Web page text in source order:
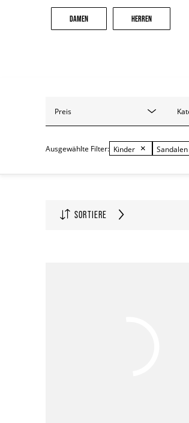
DAMEN HERREN
SORTIERE
Preis
Ausgewählte Filter: Kinder Sandalen